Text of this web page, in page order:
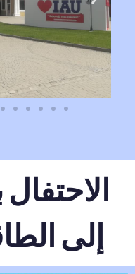
الاحتفال
إلى